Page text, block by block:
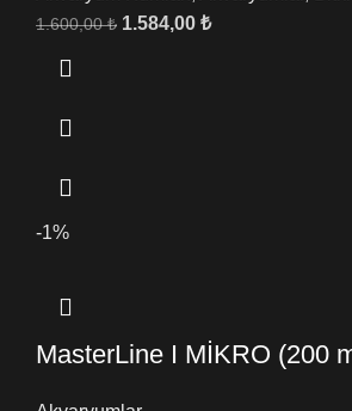
1.600,00₺ 1.584,00 ₺
-1%
MasterLine I MİKRO (200